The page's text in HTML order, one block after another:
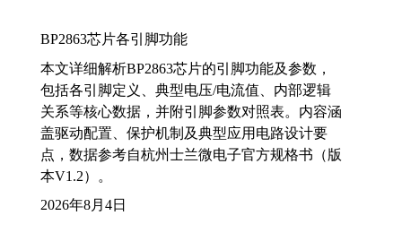
BP2863芯片各引脚功能
本文详细解析BP2863芯片的引脚功能及参数，
包括各引脚定义、典型电压/电流值、内部逻辑
关系等核心数据，并附引脚参数对照表。内容涵
盖驱动配置、保护机制及典型应用电路设计要
点，数据参考自杭州士兰微电子官方规格书（版
本V1.2）。
2026年8月4日